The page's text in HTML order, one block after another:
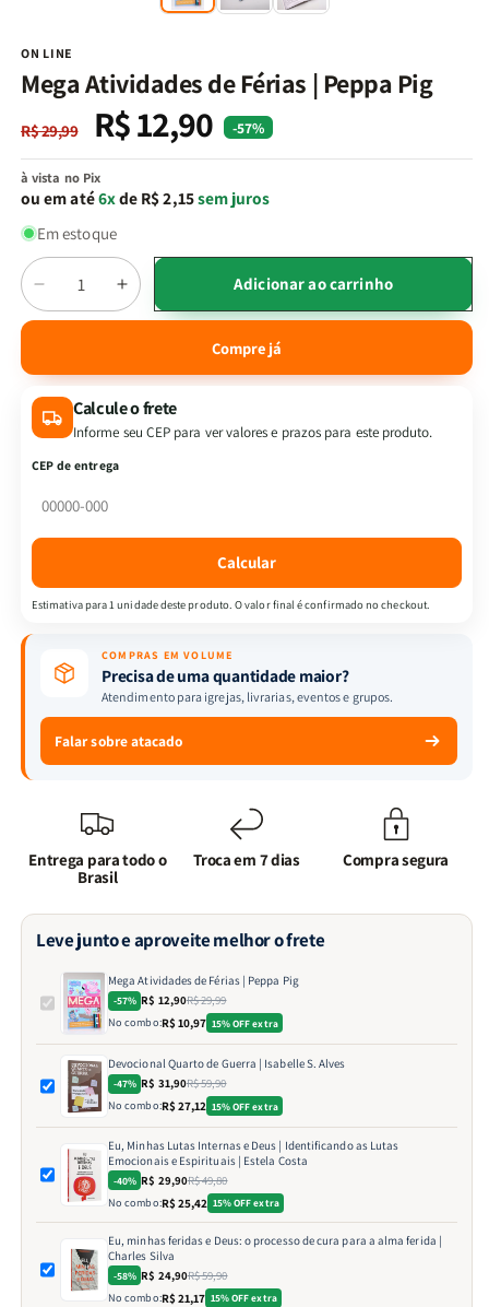
ON LINE
Mega Atividades de Férias | Peppa Pig
Preço
normal
R$ 29,99
Preço
promocional
R$ 12,90 -57%
à vista no Pix
ou em até6xde R$ 2,15sem juros
Em estoque
Quantidade
Diminuir
a
Mega
Atividades
de
|
Peppa
Aumentar
a
quantidade
Mega
Atividades
de
Adicionar ao carrinho
Compre já
Calcule o frete
Informe seu CEP para ver valores e prazos para este produto.
CEP de entrega
Calcular
Estimativa para 1 unidade deste produto. O valor final é confirmado no checkout.
COMPRAS EM VOLUME
Precisa de uma quantidade maior?
Atendimento para igrejas, livrarias, eventos e grupos.
Falar sobre atacado
Entrega para todo o
Brasil
Troca em 7 dias Compra segura
Leve junto e aproveite melhor o frete
Mega Atividades de Férias | Peppa Pig
-57% R$ 12,90R$ 29,99
No combo:R$ 10,97 15% OFF extra
Devocional Quarto de Guerra | Isabelle S. Alves
-47% R$ 31,90R$ 59,90
No combo:R$ 27,12 15% OFF extra
Eu, Minhas Lutas Internas e Deus | Identificando as Lutas
Emocionais e Espirituais | Estela Costa
-40% R$ 29,90R$ 49,80
No combo:R$ 25,42 15% OFF extra
Eu, minhas feridas e Deus: o processo de cura para a alma ferida |
Charles Silva
-58% R$ 24,90R$ 59,90
No combo:R$ 21,17 15% OFF extra